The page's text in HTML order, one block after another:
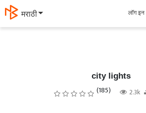
मराठी लॉग इन
city lights
(185) 2.3k